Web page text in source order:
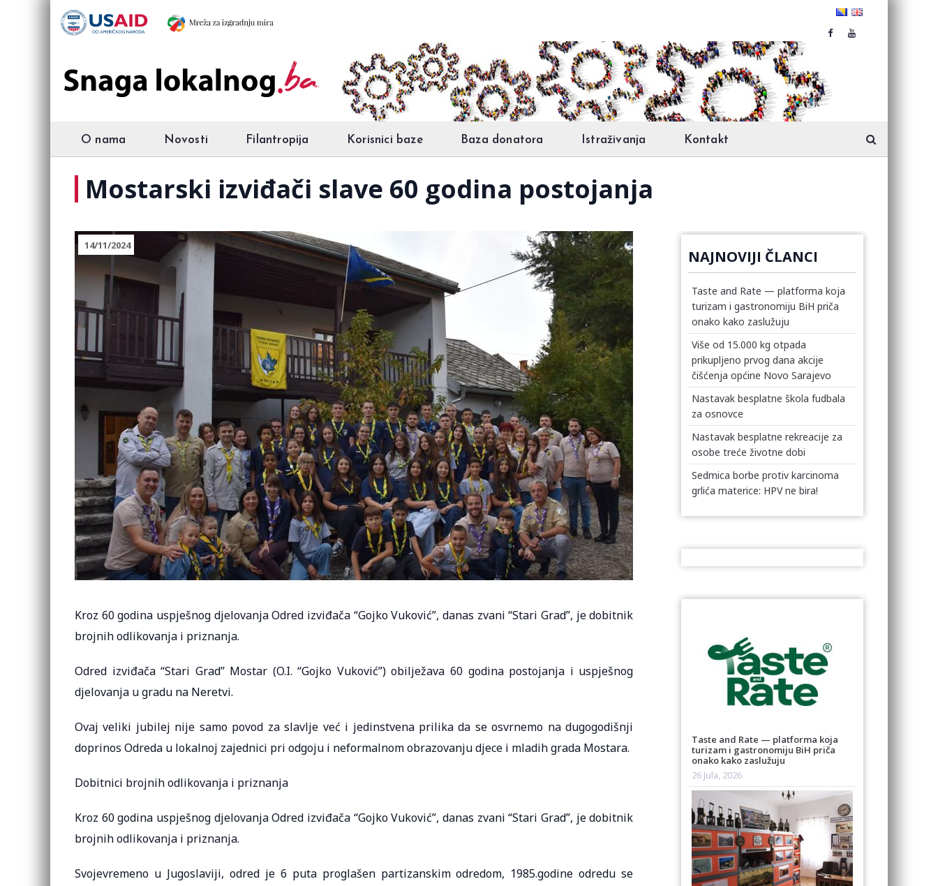
O nama Novosti Filantropija Korisnici baze Baza donatora Istraživanja Kontakt
Mostarski izviđači slave 60 godina postojanja
14/11/2024
Kroz 60 godina uspješnog djelovanja Odred izviđača “Gojko Vuković”, danas zvani “Stari Grad”, je dobitnik
brojnih odlikovanja i priznanja.
Odred izviđača “Stari Grad” Mostar (O.I. “Gojko Vuković”) obilježava 60 godina postojanja i uspješnog
djelovanja u gradu na Neretvi.
Ovaj veliki jubilej nije samo povod za slavlje već i jedinstvena prilika da se osvrnemo na dugogodišnji
doprinos Odreda u lokalnoj zajednici pri odgoju i neformalnom obrazovanju djece i mladih grada Mostara.
Dobitnici brojnih odlikovanja i priznanja
Kroz 60 godina uspješnog djelovanja Odred izviđača “Gojko Vuković”, danas zvani “Stari Grad”, je dobitnik
brojnih odlikovanja i priznanja.
Svojevremeno u Jugoslaviji, odred je 6 puta proglašen partizanskim odredom, 1985.godine odredu se
NAJNOVIJI ČLANCI
Taste and Rate — platforma koja
turizam i gastronomiju BiH priča
onako kako zaslužuju
Više od 15.000 kg otpada
prikupljeno prvog dana akcije
čišćenja općine Novo Sarajevo
Nastavak besplatne škola fudbala
za osnovce
Nastavak besplatne rekreacije za
osobe treće životne dobi
Sedmica borbe protiv karcinoma
grlića materice: HPV ne bira!
Taste and Rate — platforma koja
turizam i gastronomiju BiH priča
onako kako zaslužuju
26 Jula, 2026